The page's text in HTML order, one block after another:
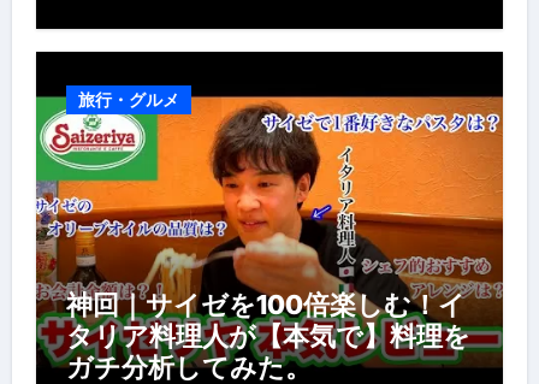
風景】
旅行・グルメ
神回｜サイゼを100倍楽しむ！イ
タリア料理人が【本気で】料理を
ガチ分析してみた。